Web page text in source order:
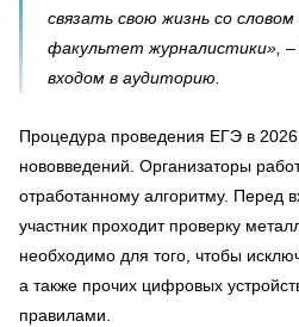
связать свою жизнь со
факультет журналистики», –
входом в аудиторию.
Процедура проведения ЕГЭ в 2026
нововведений. Организаторы
отработанному алгоритму. Перед
участник проходит проверку
необходимо для того, чтобы
а также прочих цифровых
правилами.